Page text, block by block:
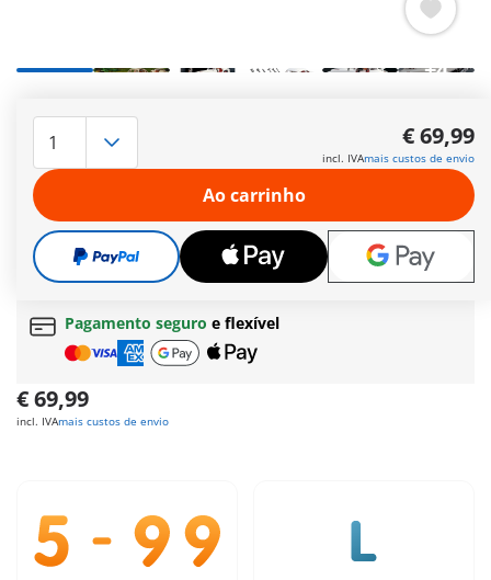
+4
portas asas de gaivota. Agora também da PLAYMOBIL,
equipada com figuras e acessórios de corridas dos anos 50.
Mais informações
Prazo de entrega actualmente de 6 a 8 dias úteis
Envio grátisa partir de60 €| a partir de150 €
(Açores ou Madeira)
Oferta grátisa partir de30 €
Pagamento seguro e flexível
€ 69,99
incl. IVAmais custos de envio
€ 69,99
incl. IVAmais custos de envio
Ao carrinho